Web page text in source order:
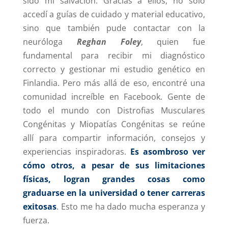
accedí a guías de cuidado y material educativo,
sino que también pude contactar con la
neuróloga Reghan Foley, quien fue
fundamental para recibir mi diagnóstico
correcto y gestionar mi estudio genético en
Finlandia. Pero más allá de eso, encontré una
comunidad increíble en Facebook. Gente de
todo el mundo con Distrofias Musculares
Congénitas y Miopatías Congénitas se reúne
allí para compartir información, consejos y
experiencias inspiradoras. Es asombroso ver
cómo otros, a pesar de sus limitaciones
físicas, logran grandes cosas como
graduarse en la universidad o tener carreras
exitosas. Esto me ha dado mucha esperanza y
fuerza.